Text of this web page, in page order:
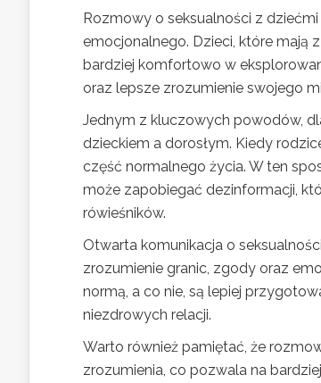
Rozmowy o seksualności z
emocjonalnego. Dzieci, które mają
bardziej komfortowo w
oraz lepsze zrozumienie swojego
Jednym z kluczowych powodów,
dzieckiem a dorosłym. Kiedy
część normalnego życia. W ten
może zapobiegać dezinformacji,
rówieśników.
Otwarta komunikacja o
zrozumienie granic, zgody oraz
normą, a co nie, są lepiej
niezdrowych relacji.
Warto również pamiętać, że
zrozumienia, co pozwala na